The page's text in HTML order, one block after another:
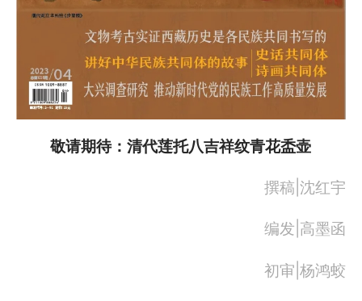
敬请期待：清代莲托八吉祥纹青花盉壶
撰稿|沈红宇
编发|高墨函
初审|杨鸿蛟